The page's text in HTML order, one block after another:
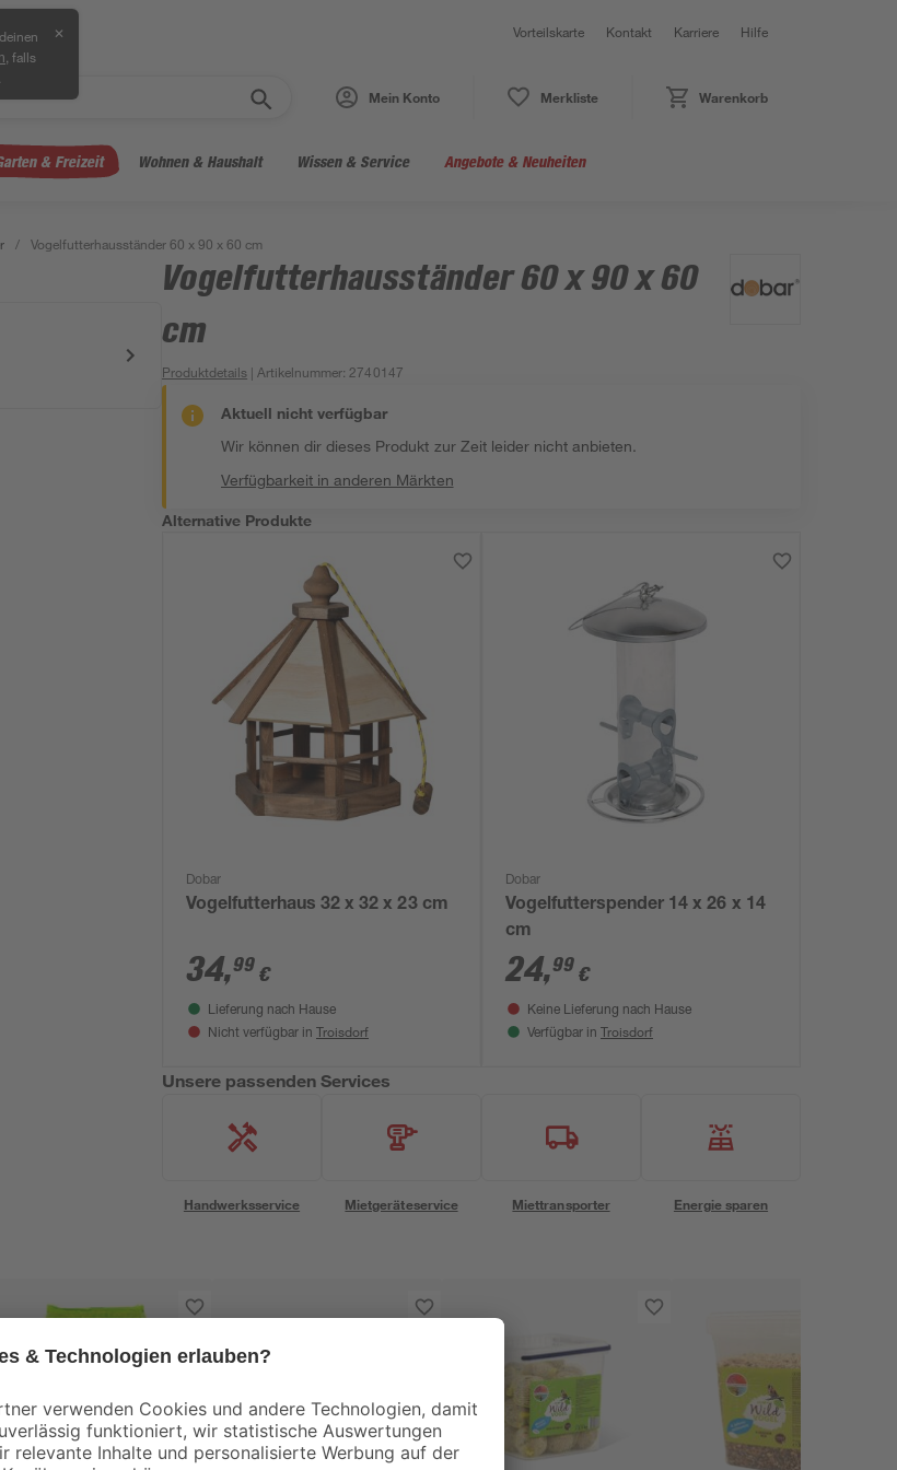
, falls
✕ Vorteilskarte Kontakt Karriere Hilfe
Mein Konto Merkliste Warenkorb
& Freizeit Wohnen & Haushalt Wissen & Service Angebote & Neuheiten
/ Vogelfutterhausständer 60 x 90 x 60 cm
Vogelfutterhausständer 60 x 90 x 60
cm
Produktdetails | Artikelnummer: 2740147
Aktuell nicht verfügbar
Wir können dir dieses Produkt zur Zeit leider nicht anbieten.
Verfügbarkeit in anderen Märkten
Alternative Produkte
Dobar
Vogelfutterhaus 32 x 32 x 23 cm
34,99 €
Lieferung nach Hause
Nicht verfügbar in Troisdorf
Dobar
Vogelfutterspender 14 x 26 x 14
cm
24,99 €
Keine Lieferung nach Hause
Verfügbar in Troisdorf
Unsere passenden Services
Handwerksservice Mietgeräteservice Miettransporter Energie sparen